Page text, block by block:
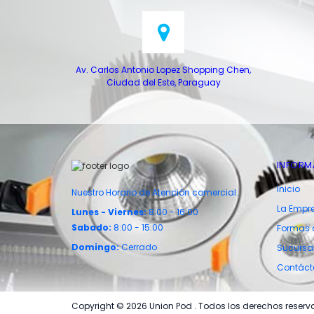
Av. Carlos Antonio Lopez Shopping Chen,
Ciudad del Este, Paraguay
Nuestro Horario de Atención comercial.
Lunes - Viernes:8:00 - 16:00
Sabado: 8:00 - 15:00
Domingo:Cerrado
Inicio
La
Formas
Copyright © 2026 Union Pod . Todos los derechos